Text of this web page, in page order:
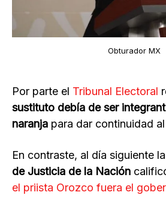
Obturador MX
Por parte el Tribunal Electoral
sustituto debía de ser
naranja para dar continuidad
En contraste, al día siguiente la
de Justicia de la Nación
el priista Orozco fuera el